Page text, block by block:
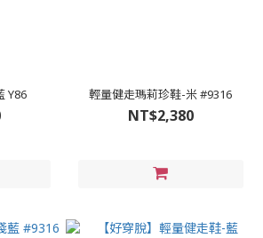
Y86 輕量健走瑪莉珍鞋-米 #9316
NT$2,380